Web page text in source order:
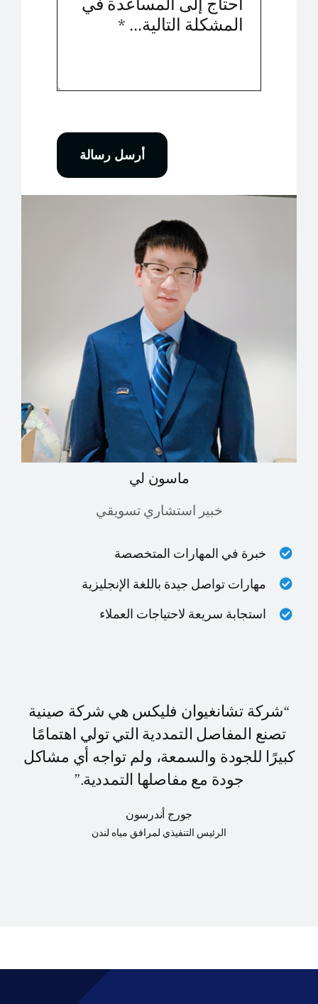
ماسون لي
خبير استشاري تسويقي
خبرة في المهارات المتخصصة
مهارات تواصل جيدة باللغة الإنجليزية
استجابة سريعة لاحتياجات العملاء
“شركة تشانغيوان فليكس هي شركة صينية
تصنع المفاصل التمددية التي تولي اهتمامًا
كبيرًا للجودة والسمعة، ولم تواجه أي مشاكل
جودة مع مفاصلها التمددية.”
جورج أندرسون
الرئيس التنفيذي لمرافق مياه لندن
أرسل رسالة